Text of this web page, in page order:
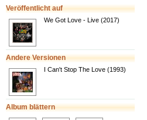
Veröffentlicht auf
We Got Love - Live (2017)
Andere Versionen
I Can't Stop The Love (1993)
Album blättern